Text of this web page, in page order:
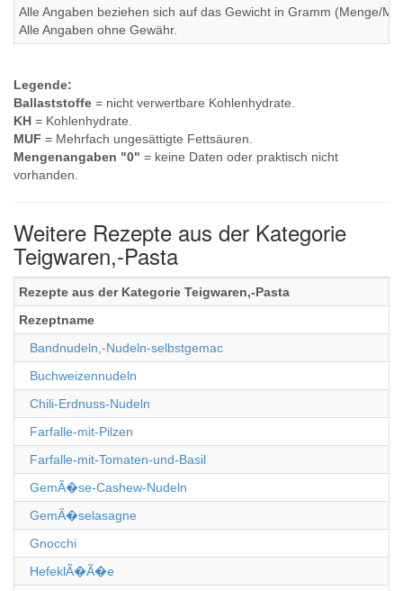
Alle Angaben beziehen sich auf das Gewicht in Gramm (Menge/
Alle Angaben ohne Gewähr.
Legende:
Ballaststoffe = nicht verwertbare Kohlenhydrate.
KH = Kohlenhydrate.
MUF = Mehrfach ungesättigte Fettsäuren.
Mengenangaben "0" = keine Daten oder praktisch nicht
vorhanden.
Weitere Rezepte aus der Kategorie
Teigwaren,-Pasta
Rezepte aus der Kategorie Teigwaren,-Pasta
Rezeptname
Bandnudeln,-Nudeln-selbstgemac
Buchweizennudeln
Chili-Erdnuss-Nudeln
Farfalle-mit-Pilzen
Farfalle-mit-Tomaten-und-Basil
GemÃ�se-Cashew-Nudeln
GemÃ�selasagne
Gnocchi
HefeklÃ�Ã�e